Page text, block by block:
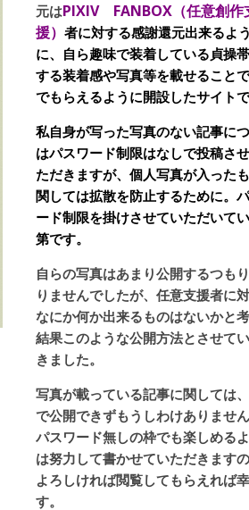
元はPIXIV FANBOX（任意創作
援） 者に対する感謝還元出来るよう
に、自ら趣味で装着している貞操
する装着感や写真等を載せること
でもらえるように開設したサイトで
私自身が写った写真のない記事に
はパスワード制限はなしで投稿さ
ただきますが、個人写真が入った
関しては拡散を防止するために。
ード制限を掛けさせていただいて
第です。
自らの写真はあまり公開するつも
りませんでしたが、任意支援者に
なにか何か出来るものはないかと
結果このような公開方法とさせて
きました。
写真が載っている記事に関しては
で公開できずもうしわけありません
パスワード無しの枠でも楽しめる
は努力して書かせていただきますの
よろしければ閲覧してもらえれば
す。